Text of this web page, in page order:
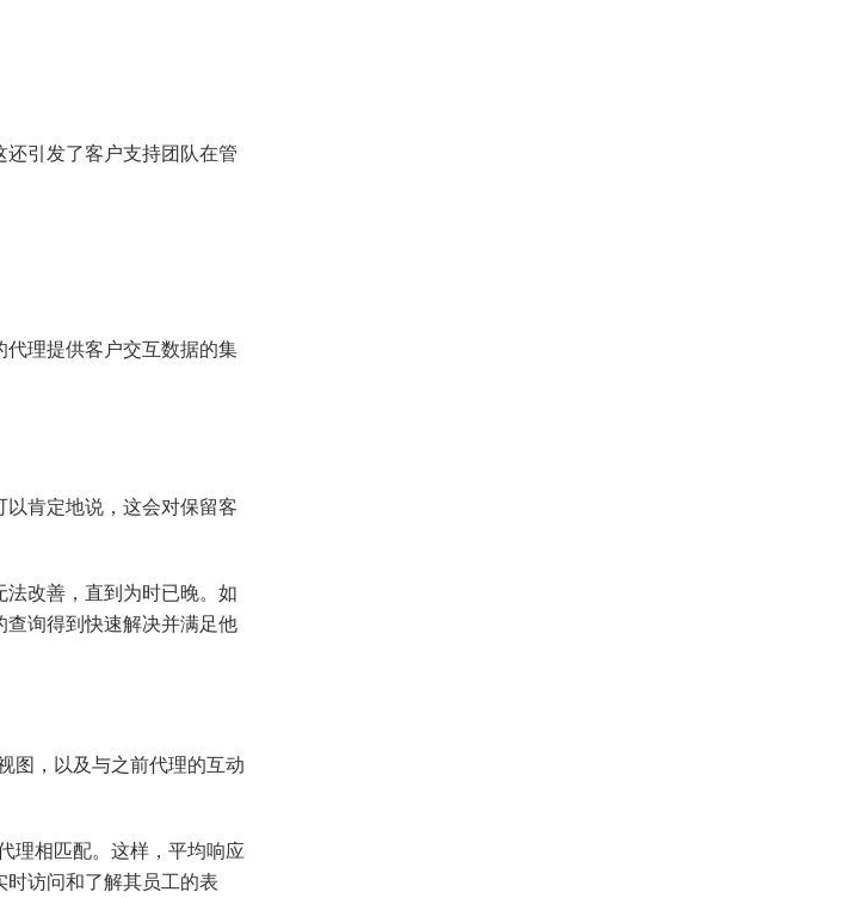
引发了客户支持团队在管
理提供客户交互数据的集
肯定地说，这会对保留客
改善，直到为时已晚。如
询得到快速解决并满足他
图，以及与之前代理的互动
理相匹配。这样，平均响应
访问和了解其员工的表